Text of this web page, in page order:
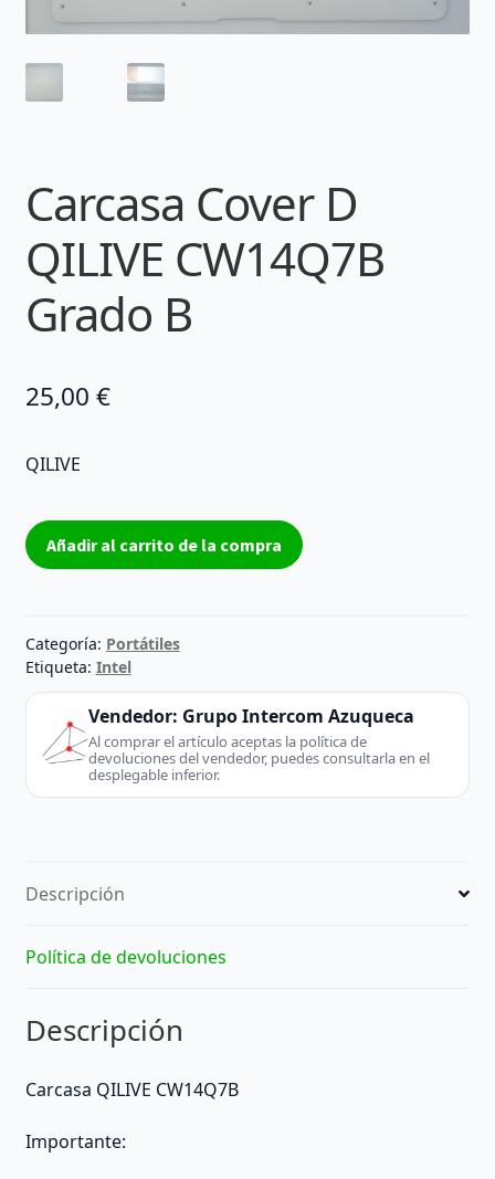
Carcasa Cover D
QILIVE CW14Q7B
Grado B
25,00 €
QILIVE
Carcasa
Cover
CW14Q7B
Grado
B
cantidad
Añadir al carrito de la compra
Categoría: Portátiles
Etiqueta: Intel
Vendedor: Grupo Intercom Azuqueca
Al comprar el artículo aceptas la política de
devoluciones del vendedor, puedes consultarla en el
desplegable inferior.
Descripción
Política de devoluciones
Descripción
Carcasa QILIVE CW14Q7B
Importante: